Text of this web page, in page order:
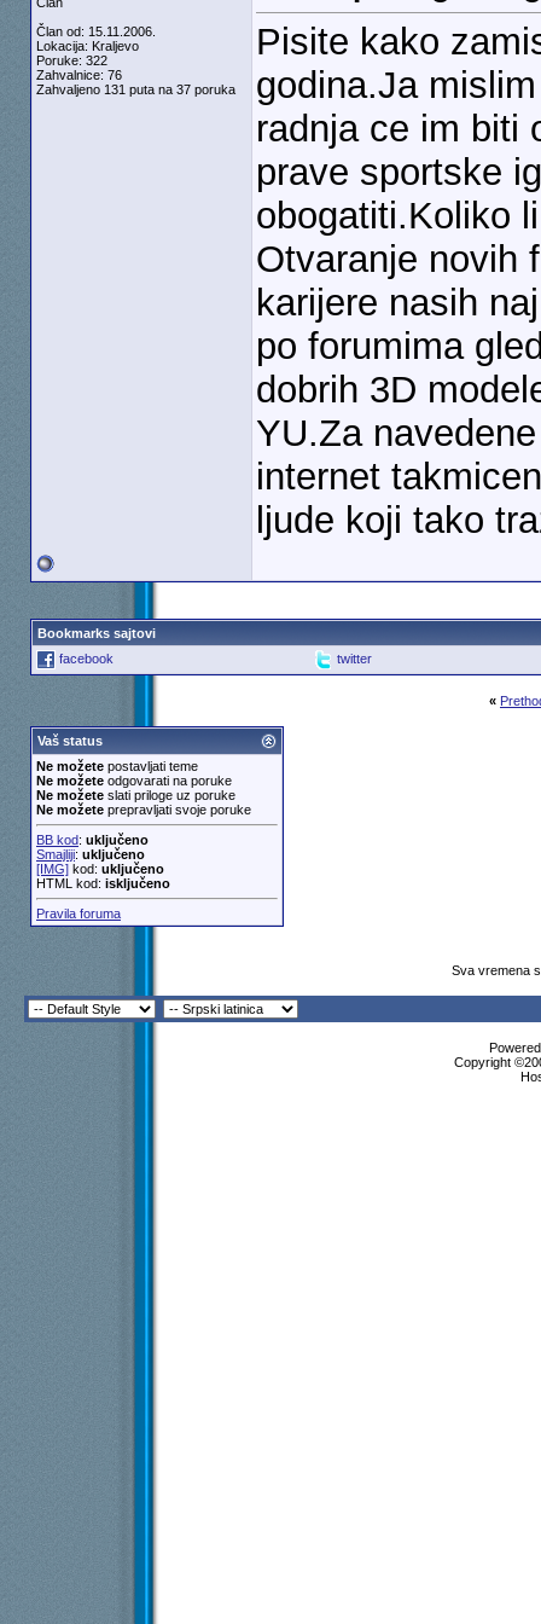
Član od: 15.11.2006.
Lokacija: Kraljevo
Poruke: 322
Zahvalnice: 76
Zahvaljeno 131 puta na 37 poruka
Pisite kako
godina.Ja
radnja ce im biti
prave sportske
obogatiti.Koliko
Otvaranje novih
karijere nasih
po forumima
dobrih 3D
YU.Za
internet
ljude koji tako
Bookmarks sajtovi
facebook
twitter
«
Vaš status
Ne možetepostavljati teme
Ne možeteodgovarati na poruke
Ne možeteslati priloge uz poruke
Ne možeteprepravljati svoje poruke
BB kod: uključeno
Smajliji: uključeno
[IMG]kod: uključeno
HTML kod: isključeno
Pravila foruma
Sva vremena
Copyright